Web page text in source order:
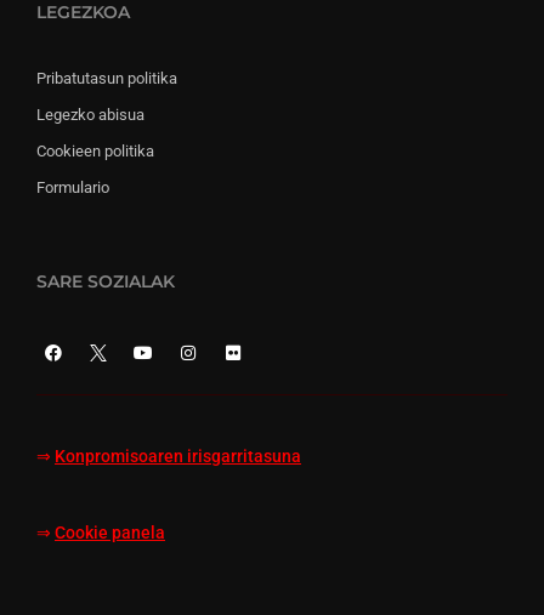
LEGEZKOA
Pribatutasun politika
Legezko abisua
Cookieen politika
Formulario
SARE SOZIALAK
⇒ Konpromisoaren irisgarritasuna
⇒ Cookie panela